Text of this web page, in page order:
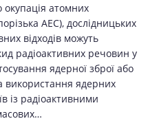
окупація атомних
АЕС), дослідницьких
відходів можуть
радіоактивних речовин у
ядерної зброї або
використання ядерних
із радіоактивними